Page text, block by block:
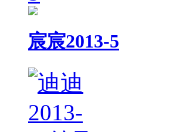
宸宸2013-5